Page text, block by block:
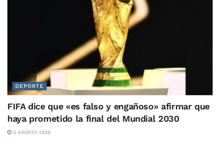
DEPORTE
FIFA dice que «es falso y engañoso» afirmar que
haya prometido la final del Mundial 2030
5 AGOSTO 2026